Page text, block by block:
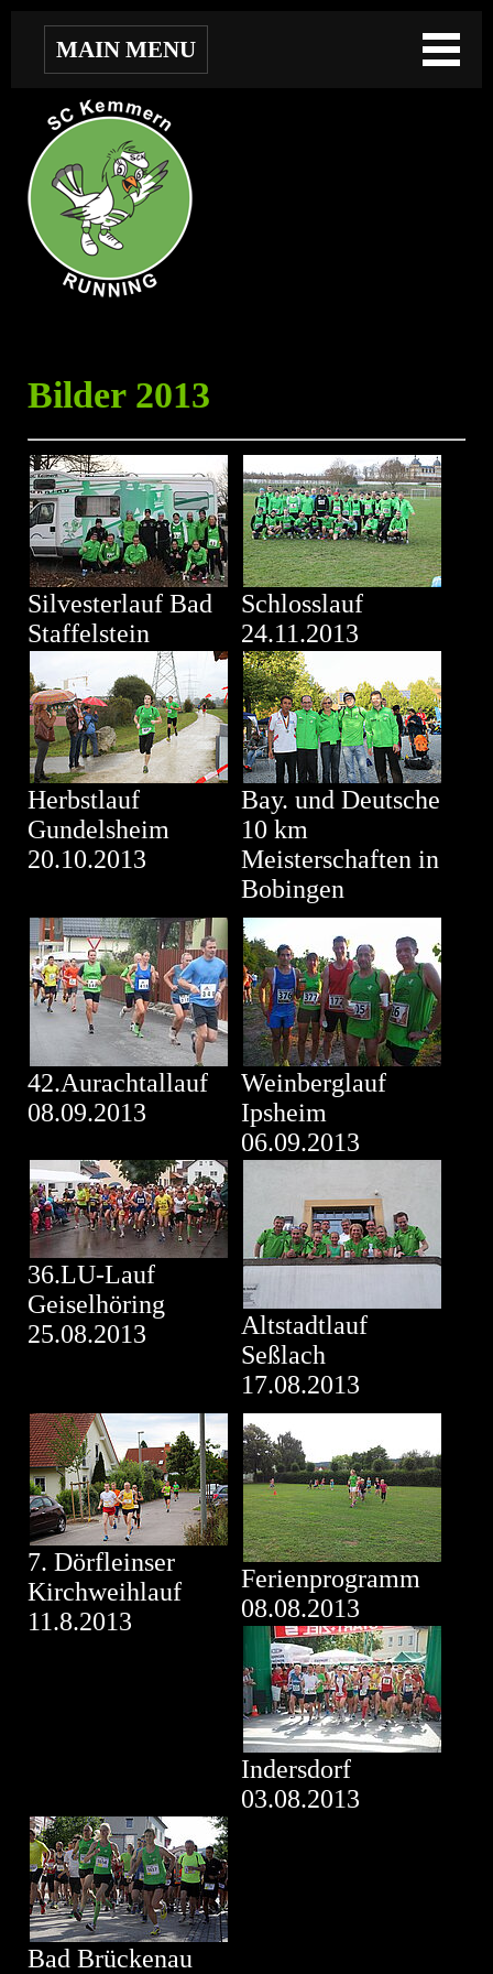
MAIN MENU
Bilder 2013
Silvesterlauf Bad
Staffelstein
Schlosslauf
24.11.2013
Herbstlauf
Gundelsheim
20.10.2013
Bay. und Deutsche
10 km
Meisterschaften in
Bobingen
42.Aurachtallauf
08.09.2013
Weinberglauf
Ipsheim
06.09.2013
36.LU-Lauf
Geiselhöring
25.08.2013
Altstadtlauf
Seßlach
17.08.2013
7. Dörfleinser
Kirchweihlauf
11.8.2013
Ferienprogramm
08.08.2013
Indersdorf
03.08.2013
Bad Brückenau